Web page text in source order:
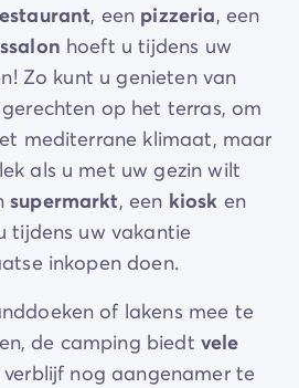
, een pizzeria, een
hoeft u tijdens uw
Zo kunt u genieten van
op het terras, om
mediterrane klimaat, maar
als u met uw gezin wilt
supermarkt, een kiosk en
tijdens uw vakantie
inkopen doen.
of lakens mee te
de camping biedt vele
nog aangenamer te